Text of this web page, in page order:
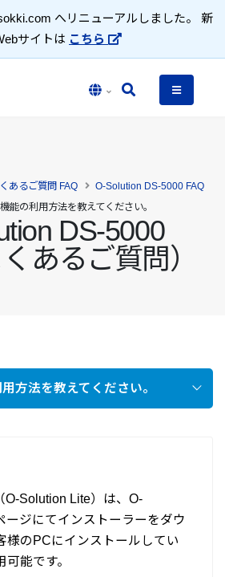
へリニューアルしました。 新
サイトは こちら
DS-5000
あるご質問）
あるご質問 FAQ
O-Solution DS-5000 FAQ
能の利用方法を教えてください。
方法を教えてください。
O-Solution Lite）は、O-
ージにてインストーラーをダウ
様のPCにインストールしてい
能です。